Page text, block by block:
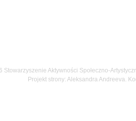
Stowarzyszenie Aktywności Społeczno-
Projekt strony: Aleksandra Andreeva.